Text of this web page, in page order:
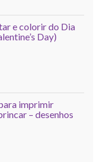
e colorir do Dia
Day)
imprimir
– desenhos